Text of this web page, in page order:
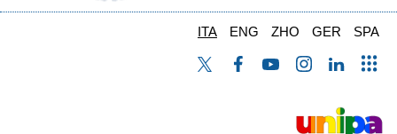
ITA ENG ZHO GER SPA